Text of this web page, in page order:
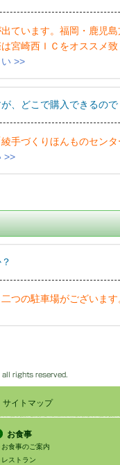
ています。福岡・鹿児
宮崎西ＩＣをオススメ
>>
、どこで購入できるの
手づくりほんものセン
>>
つの駐車場がございます
サイトマップ
お食事
お食事のご案内
レストラン